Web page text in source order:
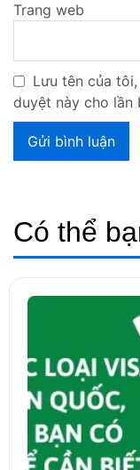
Trang web
Lưu tên của
duyệt này cho lần
Có thể